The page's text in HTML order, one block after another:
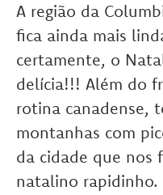
A região da
fica ainda mais
certamente, o
delícia!!! Além do
rotina canadense,
montanhas com
da cidade que nos
natalino rapidinho.